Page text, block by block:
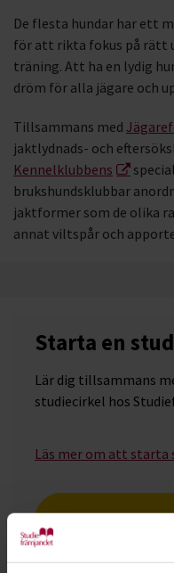
De flesta hundar har ett
för att rikta fokus på rätt
träning. Att ha en lydig
dröm för alla jägare och
Tillsammans med
jaktlydnads- och
Kennelklubbens
brukshundsklubbar
jaktformer som de olika
annat viltspår och
Starta en
Lär dig tillsammans
studiecirkel hos
Läs mer om att starta
Nästa steg